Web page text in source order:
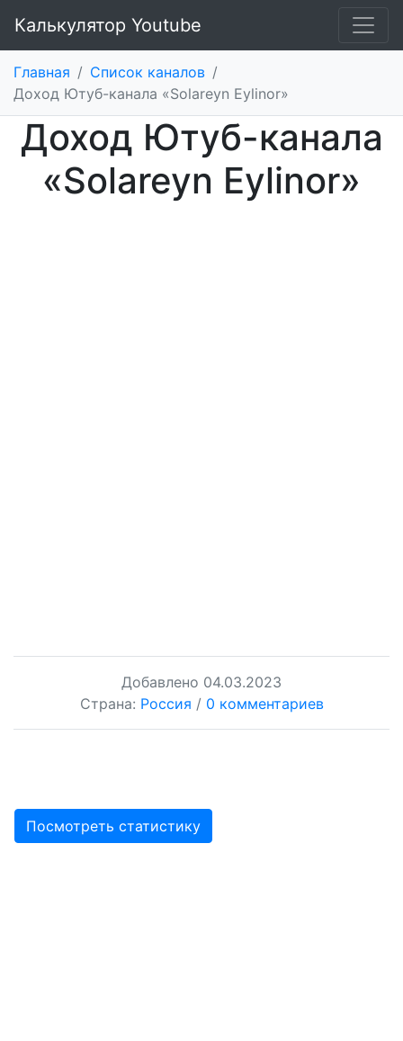
Калькулятор Youtube
Главная / Список каналов /
Доход Ютуб-канала «Solareyn Eylinor»
Доход Ютуб-канала
«Solareyn Eylinor»
Добавлено 04.03.2023
Страна: Россия / 0 комментариев
Посмотреть статистику